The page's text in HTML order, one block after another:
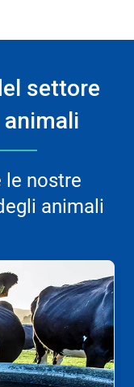
settore
le nostre
animali